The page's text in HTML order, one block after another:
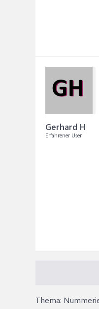
Gerhard H
Erfahrener User
Thema: